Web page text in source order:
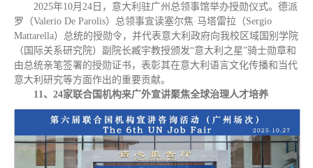
2025年10月24日，意大利驻广州总领事馆举办授勋仪式。德派
罗（Valerio De Parolis）总领事宣读塞尔焦·马塔雷拉（Sergio
Mattarella）总统的授勋令，并代表意大利政府向我校区域国别学院
（国际关系研究院）副院长臧宇教授颁发“意大利之星”骑士勋章和
由总统亲笔签署的授勋证书，表彰其在意大利语言文化传播和当代
意大利研究等方面作出的重要贡献。
11、24家联合国机构来广外宣讲聚焦全球治理人才培养